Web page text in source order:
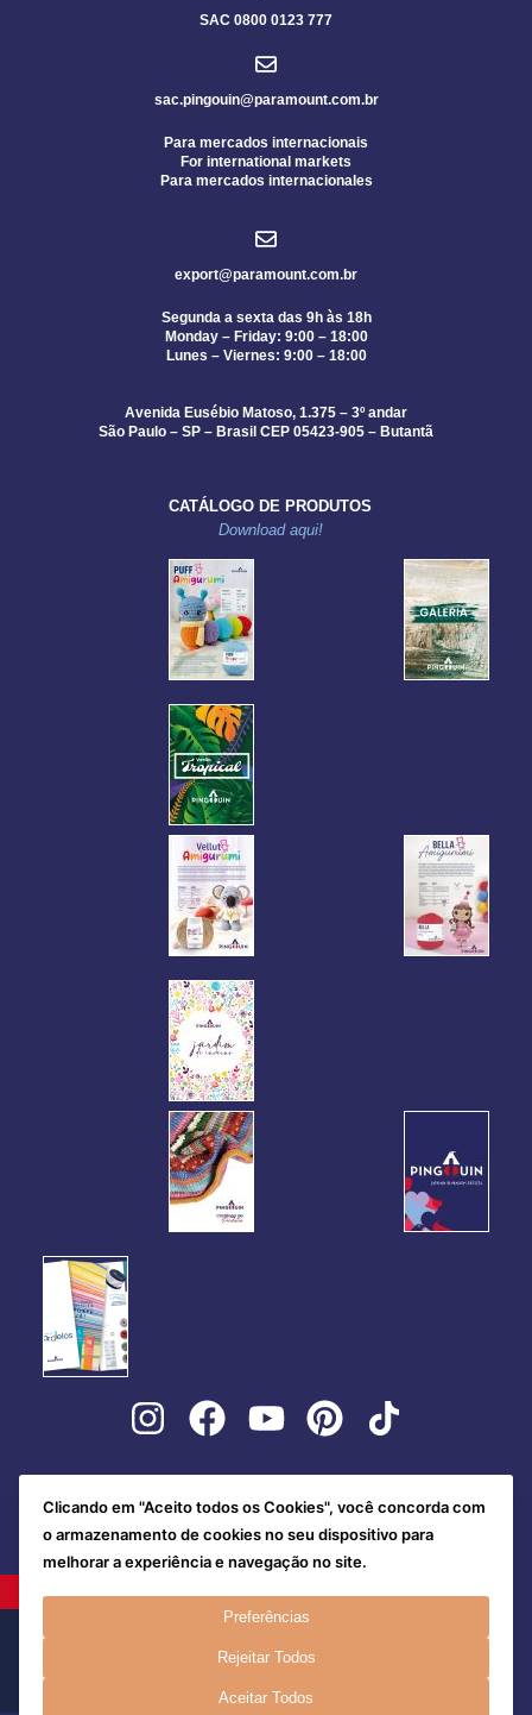
SAC 0800 0123 777
sac.pingouin@paramount.com.br
Para mercados internacionais
For international markets
Para mercados internacionales
export@paramount.com.br
Segunda a sexta das 9h às 18h
Monday – Friday: 9:00 – 18:00
Lunes – Viernes: 9:00 – 18:00
Avenida Eusébio Matoso, 1.375 – 3º andar
São Paulo – SP – Brasil CEP 05423-905 – Butantã
CATÁLOGO DE PRODUTOS
Download aqui!
Clicando em "Aceito todos os Cookies", você concorda com
o armazenamento de cookies no seu dispositivo para
melhorar a experiência e navegação no site.
Preferências
Rejeitar Todos
Aceitar Todos